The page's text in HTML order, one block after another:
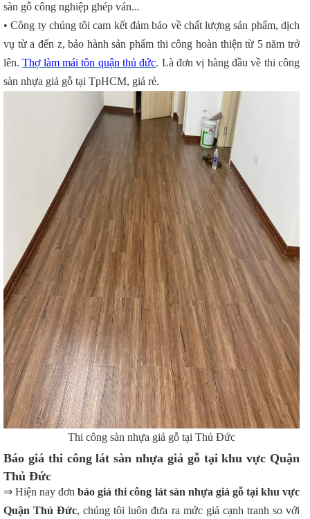
sàn gỗ công nghiệp ghép ván...
• Công ty chúng tôi cam kết đảm bảo về chất lượng sản phẩm, dịch
vụ từ a đến z, bảo hành sản phẩm thi công hoàn thiện từ 5 năm trở
lên.Thợ làm mái tôn quận thủ đức. Là đơn vị hàng đầu về thi công
sàn nhựa giả gỗ tại TpHCM, giá rẻ.
Thi công sàn nhựa giả gỗ tại Thủ Đức
Báo giá thi công lát sàn nhựa giả gỗ tại khu vực Quận
Thủ Đức
⇒ Hiện nay đơnbáo giá thi công lát sàn nhựa giả gỗ tại khu vực
Quận Thủ Đức, chúng tôi luôn đưa ra mức giá cạnh tranh so với